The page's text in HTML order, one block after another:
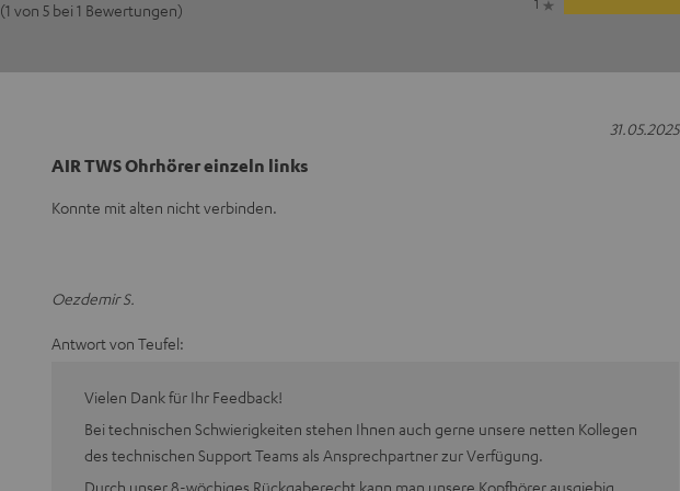
(1 von 5 bei 1 Bewertungen)
1
AIR TWS Ohrhörer einzeln links
Konnte mit alten nicht verbinden.
Oezdemir S.
31.05.2025
Antwort von Teufel:
Vielen Dank für Ihr Feedback!
Bei technischen Schwierigkeiten stehen Ihnen auch gerne unsere netten Kollegen
des technischen Support Teams als Ansprechpartner zur Verfügung.
Durch unser 8-wöchiges Rückgaberecht kann man unsere Kopfhörer ausgiebig